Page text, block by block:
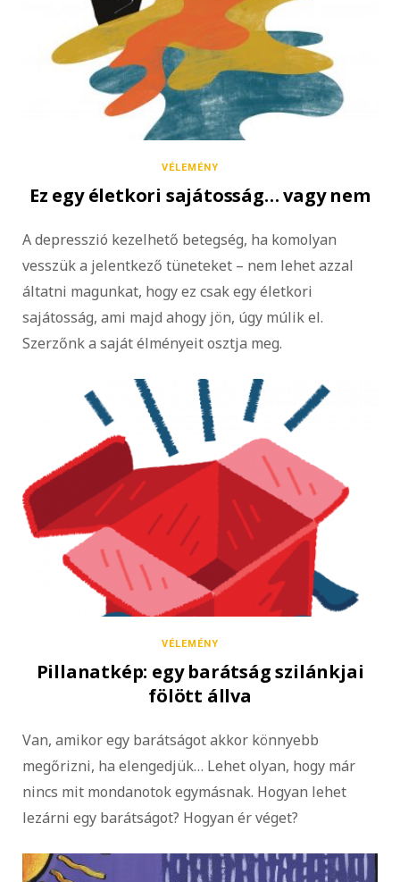
VÉLEMÉNY
Ez egy életkori sajátosság… vagy nem
A depresszió kezelhető betegség, ha komolyan
vesszük a jelentkező tüneteket – nem lehet azzal
áltatni magunkat, hogy ez csak egy életkori
sajátosság, ami majd ahogy jön, úgy múlik el.
Szerzőnk a saját élményeit osztja meg.
VÉLEMÉNY
Pillanatkép: egy barátság szilánkjai
fölött állva
Van, amikor egy barátságot akkor könnyebb
megőrizni, ha elengedjük… Lehet olyan, hogy már
nincs mit mondanotok egymásnak. Hogyan lehet
lezárni egy barátságot? Hogyan ér véget?